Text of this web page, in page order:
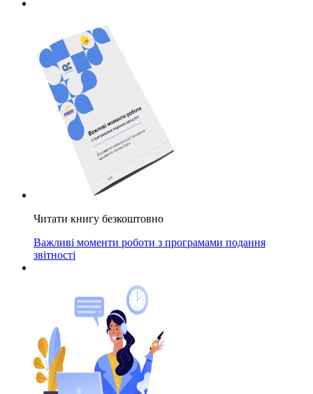
Читати книгу безкоштовно
Важливі моменти роботи з програмами подання
звітності